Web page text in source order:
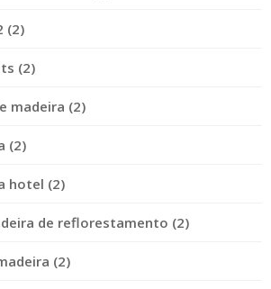
(2)
(2)
madeira (2)
(2)
hotel (2)
de reflorestamento (2)
(2)